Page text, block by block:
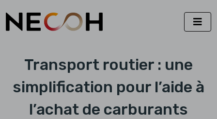
Transport routier : une
simplification pour l’aide à
l’achat de carburants